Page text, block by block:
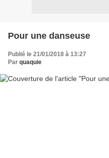
Pour une danseuse
Publié le 21/01/2018 à 13:27
Par quaquie